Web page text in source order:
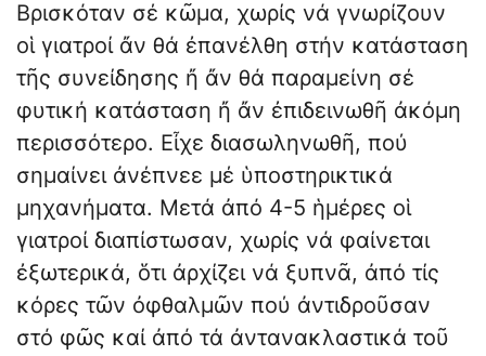
Βρισκόταν σέ κῶμα, χωρίς νά γνωρίζουν
οἱ γιατροί ἄν θά ἐπανέλθη στήν κατάσταση
τῆς συνείδησης ἤ ἄν θά παραμείνη σέ
φυτική κατάσταση ἤ ἄν ἐπιδεινωθῆ ἀκόμη
περισσότερο. Εἶχε διασωληνωθῆ, πού
σημαίνει ἀνέπνεε μέ ὑποστηρικτικά
μηχανήματα. Μετά ἀπό 4-5 ἡμέρες οἱ
γιατροί διαπίστωσαν, χωρίς νά φαίνεται
ἐξωτερικά, ὅτι ἀρχίζει νά ξυπνᾶ, ἀπό τίς
κόρες τῶν ὀφθαλμῶν πού ἀντιδροῦσαν
στό φῶς καί ἀπό τά ἀντανακλαστικά τοῦ